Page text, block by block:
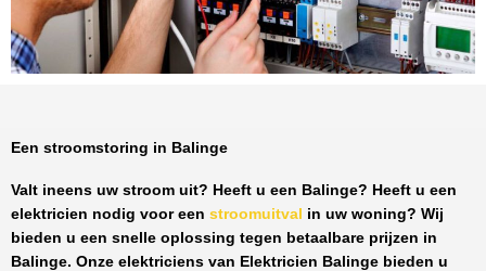
Een stroomstoring in Balinge
Valt ineens uw stroom uit? Heeft u een Balinge? Heeft u een
elektricien nodig voor een stroomuitval in uw woning? Wij
bieden u een snelle oplossing tegen betaalbare prijzen in
Balinge. Onze elektriciens van Elektricien Balinge bieden u